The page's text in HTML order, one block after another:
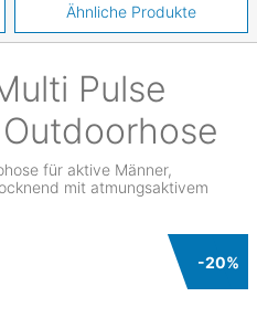
Pulse
für aktive Männer,
mit atmungsaktivem
-20%
Ähnliche Produkte